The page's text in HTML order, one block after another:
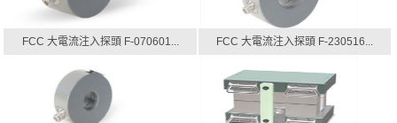
FCC 大電流注入探頭 F-070601... FCC 大電流注入探頭 F-230516...